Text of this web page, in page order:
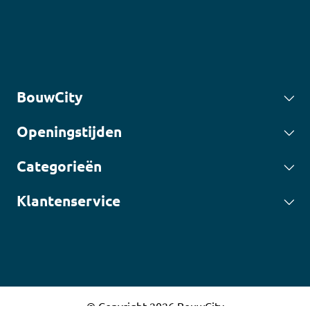
BouwCity
Openingstijden
Categorieën
Klantenservice
© Copyright 2026 BouwCity